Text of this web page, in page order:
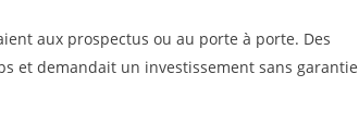
aux prospectus ou au porte à porte. Des
et demandait un investissement sans garantie